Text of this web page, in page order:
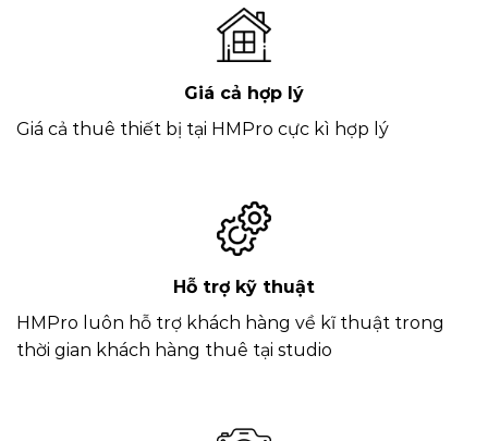
Giá cả hợp lý
Giá cả thuê thiết bị tại HMPro cực kì hợp lý
Hỗ trợ kỹ thuật
HMPro luôn hỗ trợ khách hàng về kĩ thuật trong
thời gian khách hàng thuê tại studio